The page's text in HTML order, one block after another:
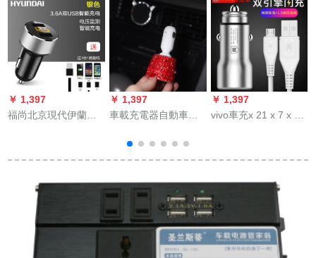
￥ 1,397
福尚北京現代伊蘭特
代車載充電器自動車
イタプラグu【銀色】
3.6 A電圧監視（3合1
データ線送り）10年
￥ 1,397
車載充電器自動車の
ジェントプラグは二
転インターフェース
ン車の充電ケースに
充電ヘッドの赤を入
れます。
￥ 1,397
vivo車充x 21 x 7 x 9 x
ジャー汽【純銅】チ